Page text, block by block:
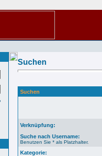
Suchen
Suchen
Verknüpfung:
Suche nach Username:
Benutzen Sie * als Platzhalter.
Kategorie: